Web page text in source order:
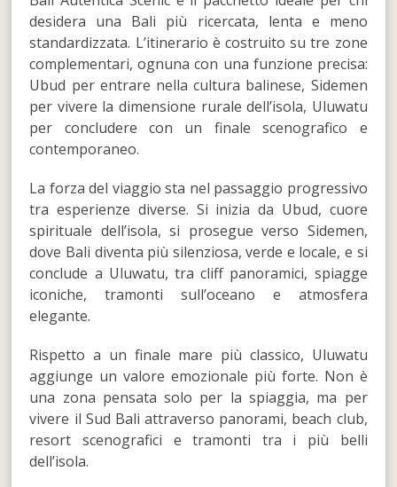
desidera una Bali più ricercata, lenta e meno
standardizzata. L’itinerario è costruito su tre zone
complementari, ognuna con una funzione precisa:
Ubud per entrare nella cultura balinese, Sidemen
per vivere la dimensione rurale dell’isola, Uluwatu
per concludere con un finale scenografico e
contemporaneo.
La forza del viaggio sta nel passaggio progressivo
tra esperienze diverse. Si inizia da Ubud, cuore
spirituale dell’isola, si prosegue verso Sidemen,
dove Bali diventa più silenziosa, verde e locale, e si
conclude a Uluwatu, tra cliff panoramici, spiagge
iconiche, tramonti sull’oceano e atmosfera
elegante.
Rispetto a un finale mare più classico, Uluwatu
aggiunge un valore emozionale più forte. Non è
una zona pensata solo per la spiaggia, ma per
vivere il Sud Bali attraverso panorami, beach club,
resort scenografici e tramonti tra i più belli
dell’isola.